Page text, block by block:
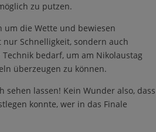
zu putzen.
die Wette und bewiesen
Schnelligkeit, sondern auch
bedarf, um am Nikolaustag
überzeugen zu können.
sehen lassen! Kein Wunder also, dass
konnte, wer in das Finale